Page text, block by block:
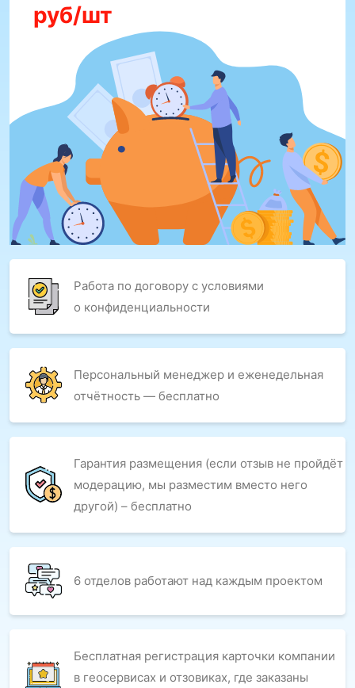
Работа по договору с условиями
о конфиденциальности
Персональный менеджер и еженедельная
отчётность — бесплатно
Гарантия размещения (если отзыв не пройдёт
модерацию, мы разместим вместо него
другой) – бесплатно
руб/шт
6 отделов работают над каждым проектом
Бесплатная регистрация карточки компании
в геосервисах и отзовиках, где заказаны